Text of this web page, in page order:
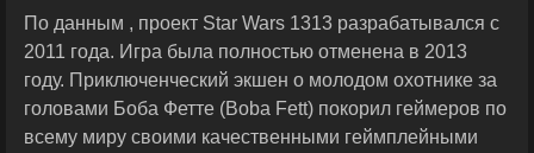
По данным , проект Star Wars 1313 разрабатывался с
2011 года. Игра была полностью отменена в 2013
году. Приключенческий экшен о молодом охотнике за
головами Боба Фетте (Boba Fett) покорил геймеров по
всему миру своими качественными геймплейными